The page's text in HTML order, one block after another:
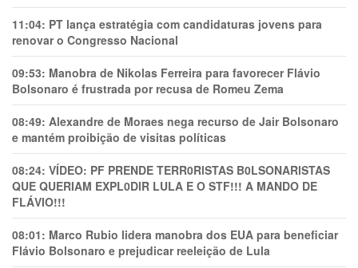
11:04: PT lança estratégia com candidaturas jovens para
renovar o Congresso Nacional
09:53: Manobra de Nikolas Ferreira para favorecer Flávio
Bolsonaro é frustrada por recusa de Romeu Zema
08:49: Alexandre de Moraes nega recurso de Jair Bolsonaro
e mantém proibição de visitas políticas
08:24: VÍDEO: PF PRENDE TERR0RlSTAS B0LSONARlSTAS
QUE QUERIAM EXPL0DlR LULA E O STF!!! A MANDO DE
FLÁVIO!!!
08:01: Marco Rubio lidera manobra dos EUA para beneficiar
Flávio Bolsonaro e prejudicar reeleição de Lula